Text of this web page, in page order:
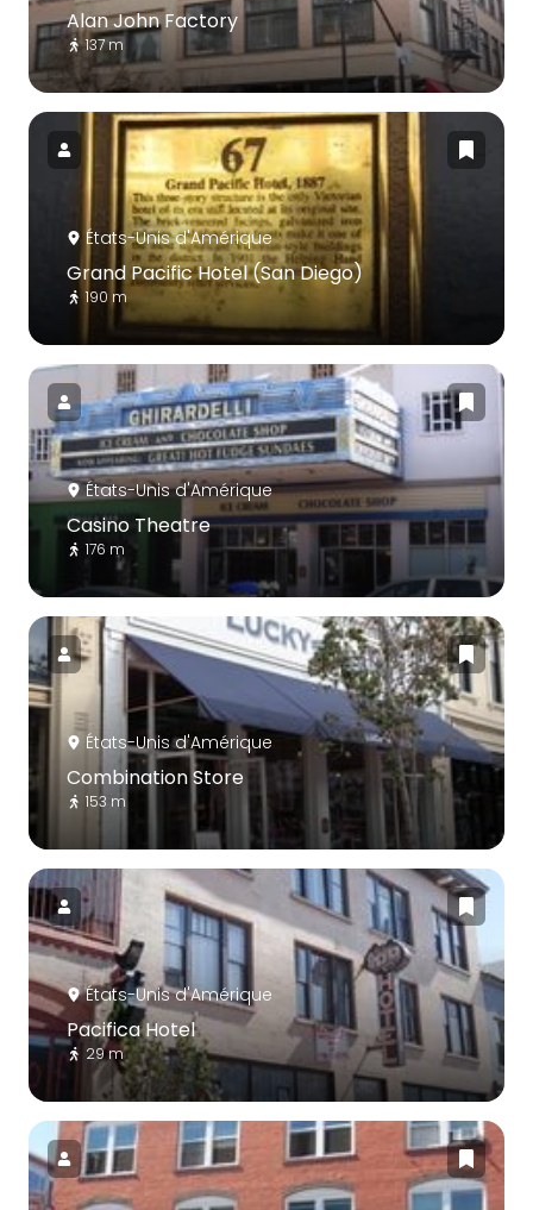
Alan John Factory
137 m
États-Unis d'Amérique
Grand Pacific Hotel (San Diego)
190 m
États-Unis d'Amérique
Casino Theatre
176 m
États-Unis d'Amérique
Combination Store
153 m
États-Unis d'Amérique
Pacifica Hotel
29 m